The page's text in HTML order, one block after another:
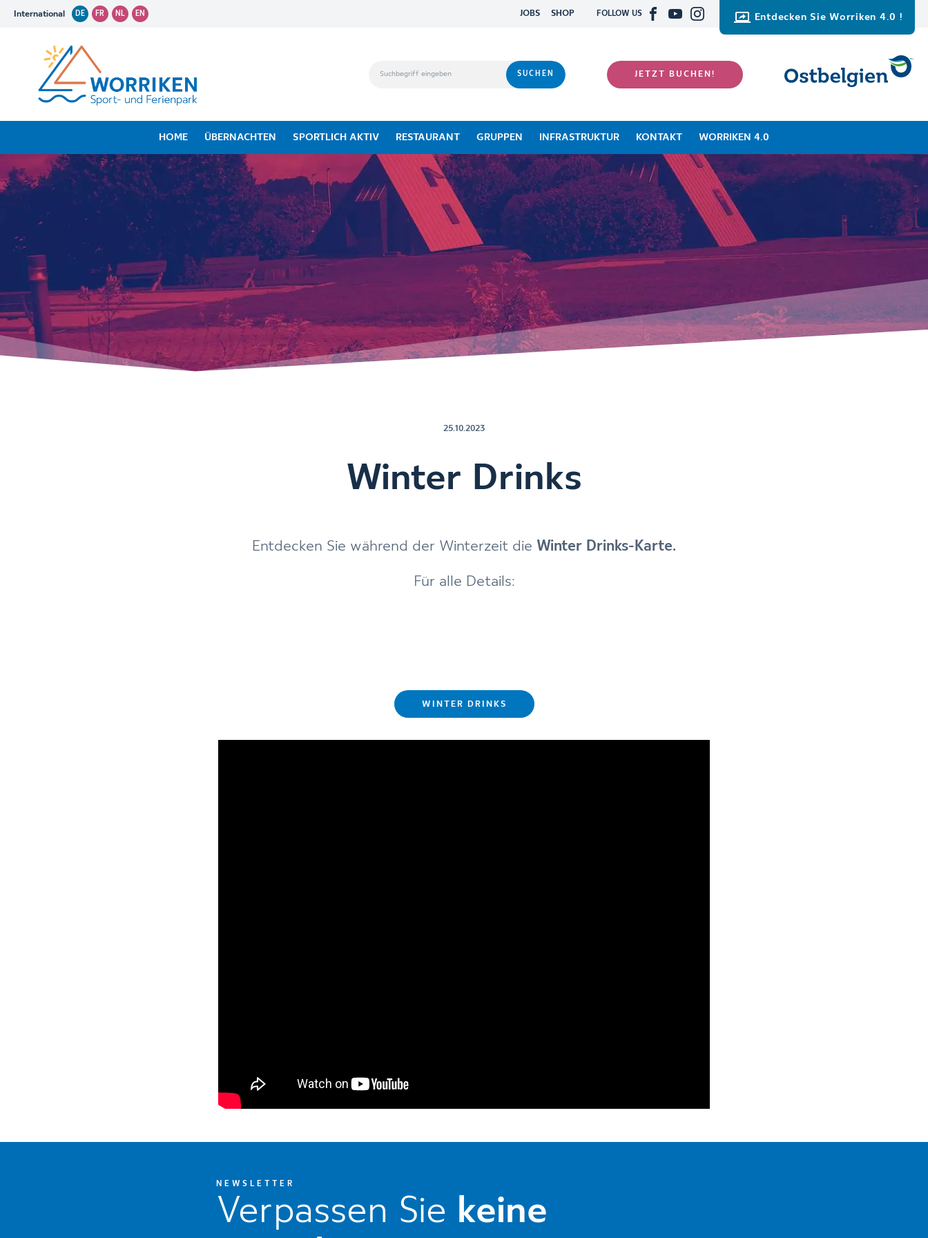
International DE FR NL EN JOBS SHOP FOLLOW US Entdecken Sie Worriken 4.0 !
JETZT BUCHEN!
HOME ÜBERNACHTEN SPORTLICH AKTIV RESTAURANT GRUPPEN INFRASTRUKTUR KONTAKT WORRIKEN 4.0
25.10.2023
Winter Drinks
Entdecken Sie während der Winterzeit die Winter Drinks-Karte.
Für alle Details:
WINTER DRINKS
NEWSLETTER
Verpassen Sie keine